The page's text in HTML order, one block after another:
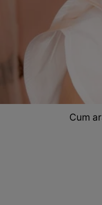
Cum